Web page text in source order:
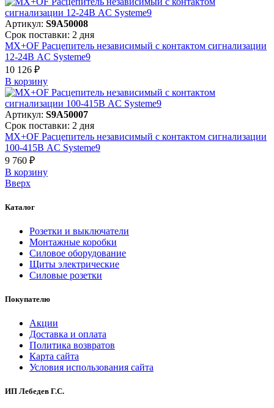
Артикул: S9A50008
Срок поставки: 2 дня
MX+OF Расцепитель независимый с контактом сигнализации
12-24В AC Systeme9
10 126 ₽
В корзинy
Артикул: S9A50007
Срок поставки: 2 дня
MX+OF Расцепитель независимый с контактом сигнализации
100-415В AC Systeme9
9 760 ₽
В корзинy
Вверх
Каталог
Розетки и выключатели
Монтажные коробки
Силовое оборудование
Щиты электрические
Силовые розетки
Покупателю
Акции
Доставка и оплата
Политика возвратов
Карта сайта
Условия использования сайта
ИП Лебедев Г.С.